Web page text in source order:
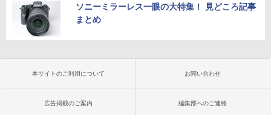
ソニーミラーレス一眼の大特集！ 見どころ記事
まとめ
本サイトのご利用について お問い合わせ
広告掲載のご案内 編集部へのご連絡